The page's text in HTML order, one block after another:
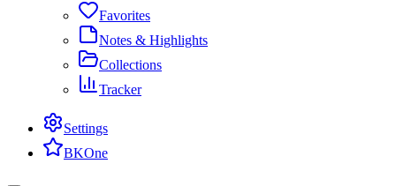
Favorites
Notes & Highlights
Collections
Tracker
Settings
BKOne